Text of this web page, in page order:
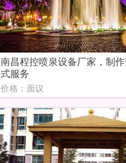
南昌程控喷泉设备厂家，制
式服务
价格：面议